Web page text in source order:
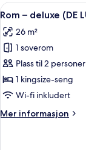
Åpne
alle
bildene
av
Rom
–
deluxe
LUXE)
6
Rom – deluxe (DE
26 m²
1 soverom
Plass til 2 personer
1 kingsize-seng
Wi-fi inkludert
Mer informasjon
Mer